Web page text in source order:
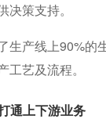
策支持。
产线上90%的
艺及流程。
上下游业务